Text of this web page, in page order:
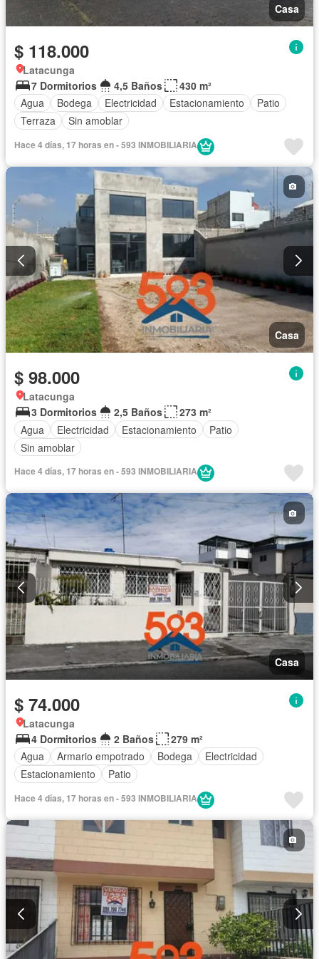
Casa
$ 118.000
Latacunga
7 Dormitorios
4,5 Baños
430 m²
Agua
Bodega Electricidad Estacionamiento
Patio
Terraza
Sin amoblar
Hace 4 días, 17 horas en - 593 INMOBILIARIA
Casa
$ 98.000
Latacunga
3 Dormitorios
2,5 Baños
273 m²
Agua
Electricidad Estacionamiento
Patio
Sin amoblar
Hace 4 días, 17 horas en - 593 INMOBILIARIA
Casa
$ 74.000
Latacunga
4 Dormitorios
2 Baños
279 m²
Agua
Armario empotrado Bodega
Electricidad
Estacionamiento
Patio
Hace 4 días, 17 horas en - 593 INMOBILIARIA